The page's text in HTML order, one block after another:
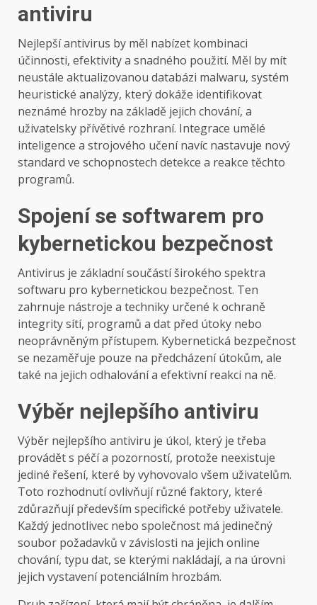
antiviru
Nejlepší antivirus by měl nabízet kombinaci
účinnosti, efektivity a snadného použití. Měl by mít
neustále aktualizovanou databázi malwaru, systém
heuristické analýzy, který dokáže identifikovat
neznámé hrozby na základě jejich chování, a
uživatelsky přívětivé rozhraní. Integrace umělé
inteligence a strojového učení navíc nastavuje nový
standard ve schopnostech detekce a reakce těchto
programů.
Spojení se softwarem pro
kybernetickou bezpečnost
Antivirus je základní součástí širokého spektra
softwaru pro kybernetickou bezpečnost. Ten
zahrnuje nástroje a techniky určené k ochraně
integrity sítí, programů a dat před útoky nebo
neoprávněným přístupem. Kybernetická bezpečnost
se nezaměřuje pouze na předcházení útokům, ale
také na jejich odhalování a efektivní reakci na ně.
Výběr nejlepšího antiviru
Výběr nejlepšího antiviru je úkol, který je třeba
provádět s péčí a pozorností, protože neexistuje
jediné řešení, které by vyhovovalo všem uživatelům.
Toto rozhodnutí ovlivňují různé faktory, které
zdůrazňují především specifické potřeby uživatele.
Každý jednotlivec nebo společnost má jedinečný
soubor požadavků v závislosti na jejich online
chování, typu dat, se kterými nakládají, a na úrovni
jejich vystavení potenciálním hrozbám.